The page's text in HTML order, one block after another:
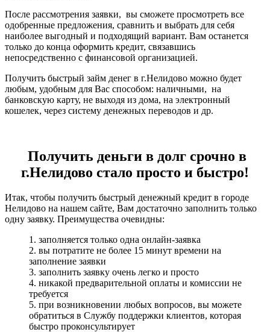
После рассмотрения заявки, вы сможете просмотреть все
одобренные предложения, сравнить и выбрать для себя
наиболее выгодный и подходящий вариант. Вам останется
только до конца оформить кредит, связавшись
непосредственно с финансовой организацией.
Получить быстрый займ денег в г.Нелидово можно будет
любым, удобным для Вас способом: наличными, на
банковскую карту, не выходя из дома, на электронный
кошелек, через систему денежных переводов и др.
Получить деньги в долг срочно в
г.Нелидово стало просто и быстро!
Итак, чтобы получить быстрый денежный кредит в городе
Нелидово на нашем сайте, Вам достаточно заполнить только
одну заявку. Преимущества очевидны:
1. заполняется только одна онлайн-заявка
2. вы потратите не более 15 минут времени на
заполнение заявки
3. заполнить заявку очень легко и просто
4. никакой предварительной оплаты и комиссии не
требуется
5. при возникновении любых вопросов, вы можете
обратиться в Службу поддержки клиентов, которая
быстро проконсультирует